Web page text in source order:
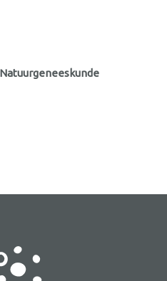
Natuurgeneeskunde